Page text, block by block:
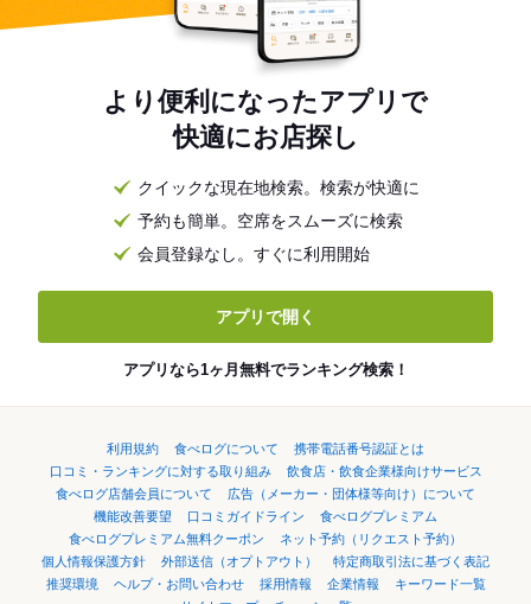
より便利になったアプリで
快適にお店探し
クイックな現在地検索。検索が快適に
予約も簡単。空席をスムーズに検索
会員登録なし。すぐに利用開始
アプリで開く
アプリなら1ヶ月無料でランキング検索！
利用規約 食べログについて
携帯電話番号認証とは
口コミ・ランキングに対する取り組み
飲食店・飲食企業様向けサービス
食べログ店舗会員について
広告（メーカー・団体様等向け）について
機能改善要望
口コミガイドライン
食べログプレミアム
食べログプレミアム無料クーポン
ネット予約（リクエスト予約）
個人情報保護方針
外部送信（オプトアウト）
特定商取引法に基づく表記
推奨環境
ヘルプ・お問い合わせ 採用情報 企業情報
キーワード一覧